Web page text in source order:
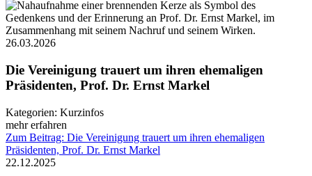
26.03.2026
Die Vereinigung trauert um ihren ehemaligen
Präsidenten, Prof. Dr. Ernst Markel
Kategorien: Kurzinfos
mehr erfahren
Zum Beitrag: Die Vereinigung trauert um ihren ehemaligen
Präsidenten, Prof. Dr. Ernst Markel
22.12.2025